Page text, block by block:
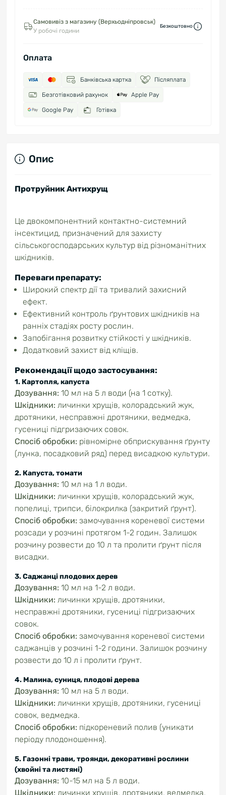
Самовивіз з магазину (Верхьодніпровськ)
У робочі години
Безкоштовно
Оплата
Банківська картка Післяплата
Безготівковий рахунок Apple Pay
Google Pay Готівка
Опис
Протруйник Антихрущ
Це двокомпонентний контактно-системний
інсектицид, призначений для захисту
сільськогосподарських культур від різноманітних
шкідників.
Переваги препарату:
Широкий спектр дії та тривалий захисний
ефект.
Ефективний контроль ґрунтових шкідників на
ранніх стадіях росту рослин.
Запобігання розвитку стійкості у шкідників.
Додатковий захист від кліщів.
Рекомендації щодо застосування:
1. Картопля, капуста
Дозування: 10 мл на 5 л води (на 1 сотку).
Шкідники: личинки хрущів, колорадський жук,
дротяники, несправжні дротяники, ведмедка,
гусениці підгризаючих совок.
Спосіб обробки: рівномірне обприскування ґрунту
(лунка, посадковий ряд) перед висадкою культури.
2. Капуста, томати
Дозування: 10 мл на 1 л води.
Шкідники: личинки хрущів, колорадський жук,
попелиці, трипси, білокрилка (закритий ґрунт).
Спосіб обробки: замочування кореневої системи
розсади у розчині протягом 1-2 годин. Залишок
розчину розвести до 10 л та пролити ґрунт після
висадки.
3. Саджанці плодових дерев
Дозування: 10 мл на 1-2 л води.
Шкідники: личинки хрущів, дротяники,
несправжні дротяники, гусениці підгризаючих
совок.
Спосіб обробки: замочування кореневої системи
саджанців у розчині 1-2 години. Залишок розчину
розвести до 10 л і пролити ґрунт.
4. Малина, суниця, плодові дерева
Дозування: 10 мл на 5 л води.
Шкідники: личинки хрущів, дротяники, гусениці
совок, ведмедка.
Спосіб обробки: підкореневий полив (уникати
періоду плодоношення).
5. Газонні трави, троянди, декоративні рослини
(хвойні та листяні)
Дозування: 10-15 мл на 5 л води.
Шкідники: личинки хрущів, дротяники, ведмедка,